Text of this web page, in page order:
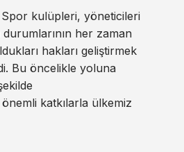
Spor kulüpleri, yöneticileri
her zaman
hakları geliştirmek
Bu öncelikle yoluna
katkılarla ülkemiz